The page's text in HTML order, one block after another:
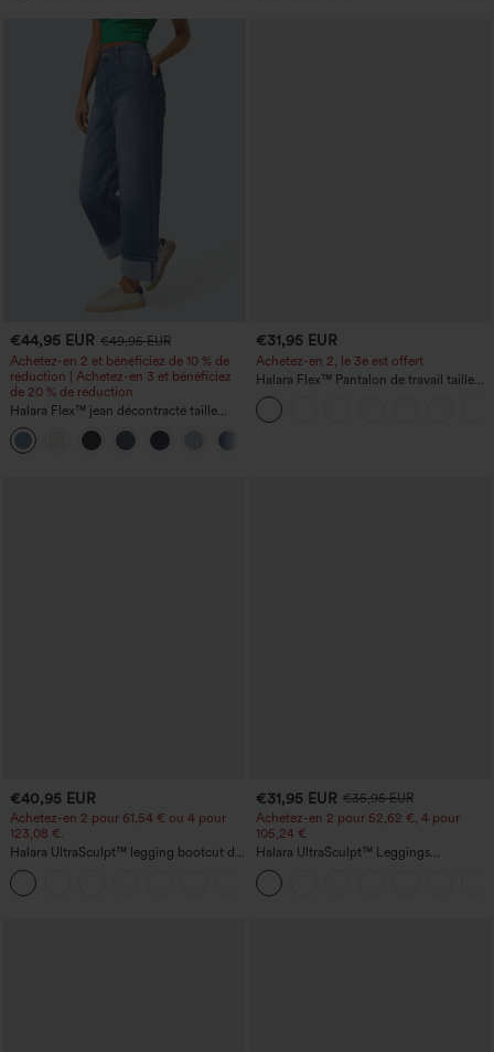
€44,95 EUR €49,95 EUR
Achetez-en 2 et bénéficiez de 10 % de
réduction | Achetez-en 3 et bénéficiez
de 20 % de réduction
Halara Flex™ jean décontracté taille
haute, large, avec poches, ourlet
retroussé et effet délavé
€31,95 EUR
Achetez-en 2, le 3e est offert
Halara Flex™ Pantalon de travail taille
haute avec poche latérale arrière et
légère coupe évasée
€40,95 EUR
Achetez-en 2 pour 61,54 € ou 4 pour
123,08 €.
Halara UltraSculpt™ legging bootcut de
yoga taille haute — fronces liftantes au
niveau des fesses, maintien du ventre,
poche, effet sculptant
€31,95 EUR €35,95 EUR
Achetez-en 2 pour 52,62 €, 4 pour
105,24 €
Halara UltraSculpt™ Leggings
d'entraînement sculptants taille haute,
effet ventre plat, avec poche